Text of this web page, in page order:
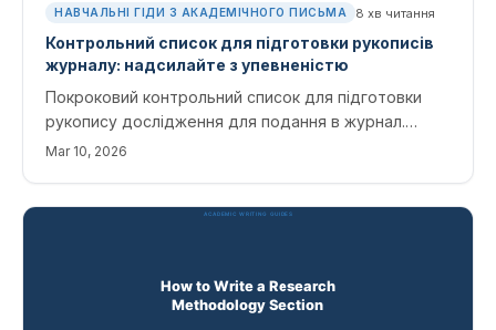
НАВЧАЛЬНІ ГІДИ З АКАДЕМІЧНОГО ПИСЬМА 8 хв читання
Контрольний список для підготовки рукописів
журналу: надсилайте з упевненістю
Покроковий контрольний список для підготовки
рукопису дослідження для подання в журнал.
Охоплює форматування обкладинок, посилання,
Mar 10, 2026